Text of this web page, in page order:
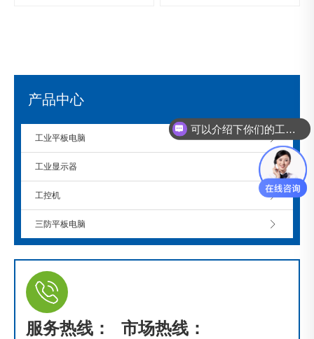
产品中心
工业平板电脑
工业显示器
工控机
三防平板电脑
服务热线：
市场热线：